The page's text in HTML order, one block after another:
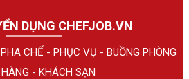
DỤNG CHEFJOB.VN
CHẾ - PHỤC VỤ - BUỒNG PHÒNG
- KHÁCH SẠN